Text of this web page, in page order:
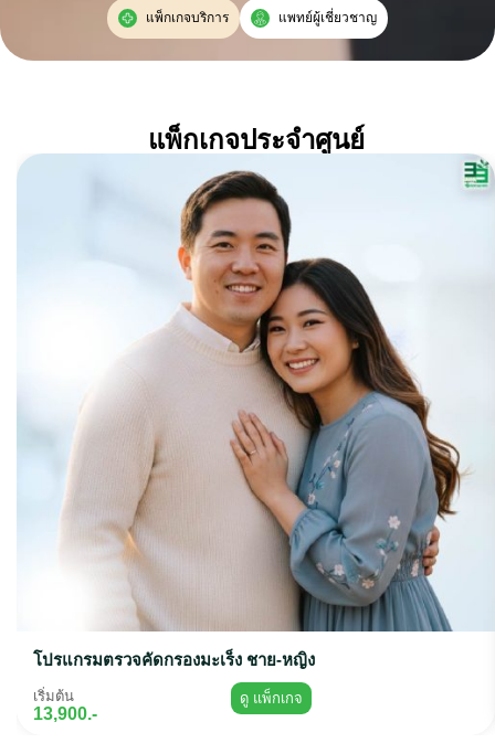
แพ็กเกจบริการ แพทย์ผู้เชี่ยวชาญ
แพ็กเกจประจำศูนย์
โปรแกรมตรวจคัดกรองมะเร็ง ชาย-หญิง
เริ่มต้น
13,900.-
ดู แพ็กเกจ